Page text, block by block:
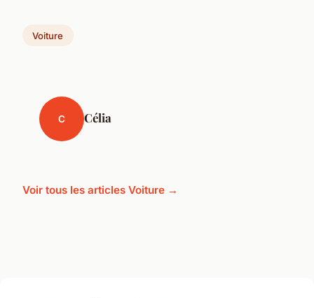
Voiture
C Célia
Voir tous les articles Voiture →